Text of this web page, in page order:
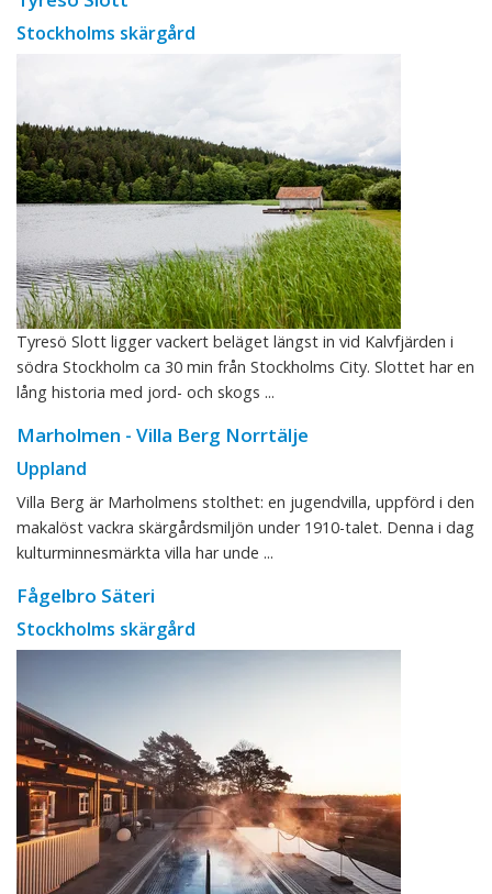
Stockholms skärgård
Tyresö Slott ligger vackert beläget längst in vid Kalvfjärden i
södra Stockholm ca 30 min från Stockholms City. Slottet har en
lång historia med jord- och skogs ...
Marholmen - Villa Berg Norrtälje
Uppland
Villa Berg är Marholmens stolthet: en jugendvilla, uppförd i den
makalöst vackra skärgårdsmiljön under 1910-talet. Denna i dag
kulturminnesmärkta villa har unde ...
Fågelbro Säteri
Stockholms skärgård